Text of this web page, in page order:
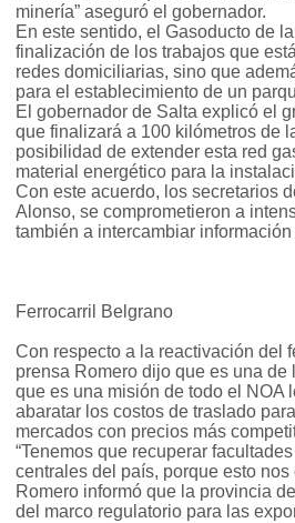
minería” aseguró el gobernador.
En este sentido, el Gasoducto de
finalización de los trabajos que
redes domiciliarias, sino que
para el establecimiento de un
El gobernador de Salta explicó el
que finalizará a 100 kilómetros de
posibilidad de extender esta red
material energético para la
Con este acuerdo, los secretarios
Alonso, se comprometieron a
también a intercambiar
Ferrocarril Belgrano
Con respecto a la reactivación del
prensa Romero dijo que es una
que es una misión de todo el NOA
abaratar los costos de traslado
mercados con precios más
“Tenemos que recuperar
centrales del país, porque esto
Romero informó que la provincia
del marco regulatorio para las